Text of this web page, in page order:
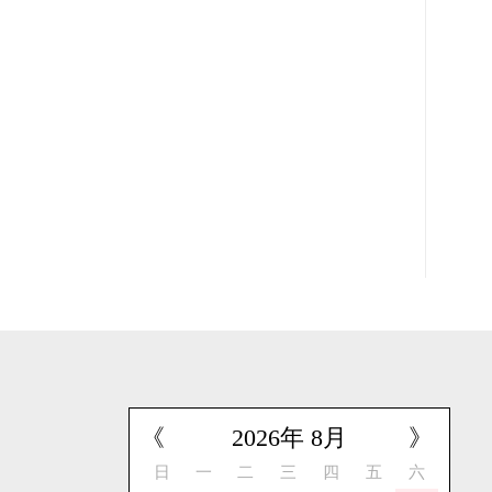
《 》
2026年8月
日 一 二 三 四 五 六